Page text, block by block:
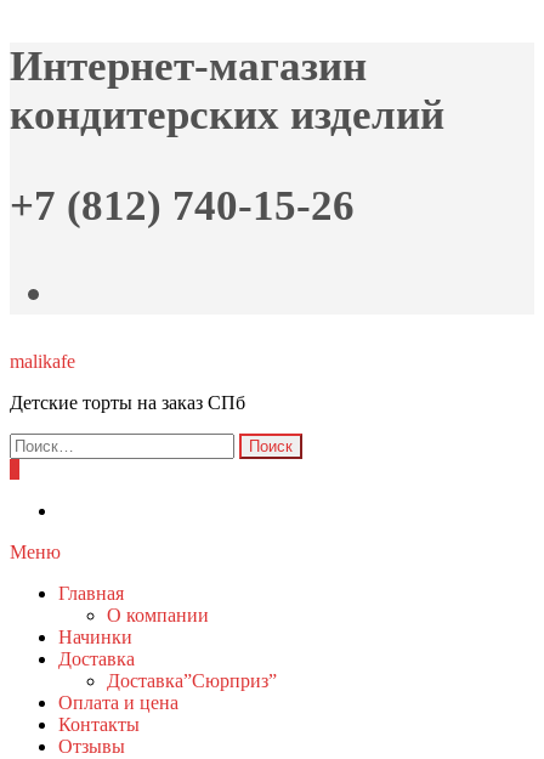
Skip
to
content
Интернет-магазин
кондитерских изделий
+7 (812) 740-15-26
malikafe
Детские торты на заказ СПб
Найти:
Меню
Главная
О компании
Начинки
Доставка
Доставка”Сюрприз”
Оплата и цена
Контакты
Отзывы